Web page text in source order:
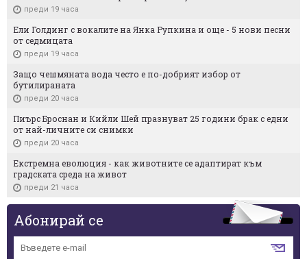
преди 19 часа
Ели Голдинг с вокалите на Янка Рупкина и още - 5 нови песни
от седмицата
преди 19 часа
Защо чешмяната вода често е по-добрият избор от
бутилираната
преди 20 часа
Пиърс Броснан и Кийли Шей празнуват 25 години брак с едни
от най-личните си снимки
преди 20 часа
Екстремна еволюция - как животните се адаптират към
градската среда на живот
преди 21 часа
Абонирай се